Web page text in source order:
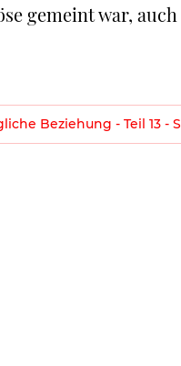
gemeint war, auch
Beziehung - Teil 13 -